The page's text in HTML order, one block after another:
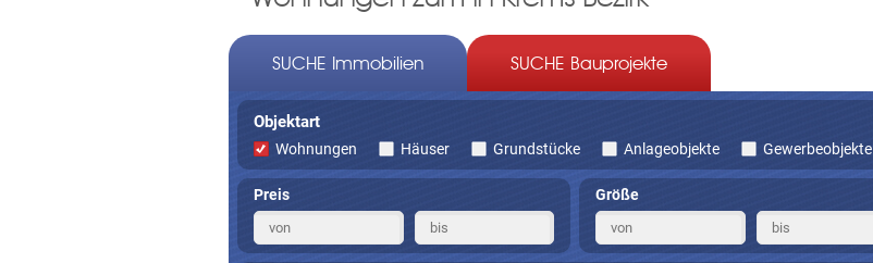
SUCHE Immobilien SUCHE Bauprojekte
Objektart
Wohnungen Häuser Grundstücke Anlageobjekte Gewerbeobjekte
Preis Größe